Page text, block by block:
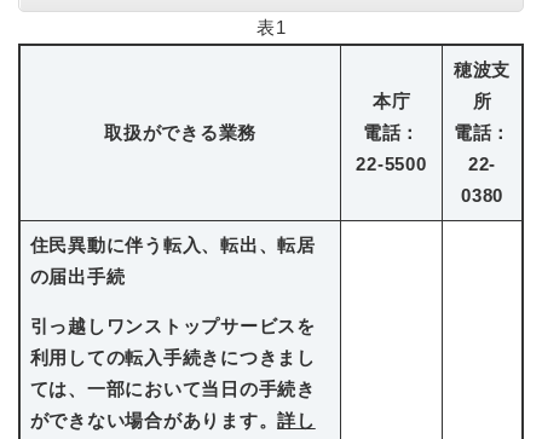
表1
取扱ができる業務
本庁
電話：
22-5500
穂波支
所
電話：
22-
0380
住民異動に伴う転入、転出、転居
の届出手続
引っ越しワンストップサービスを
利用しての転入手続きにつきまし
ては、一部において当日の手続き
ができない場合があります。詳し